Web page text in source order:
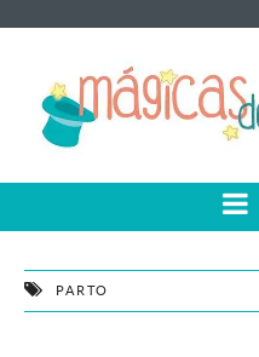
PARTO